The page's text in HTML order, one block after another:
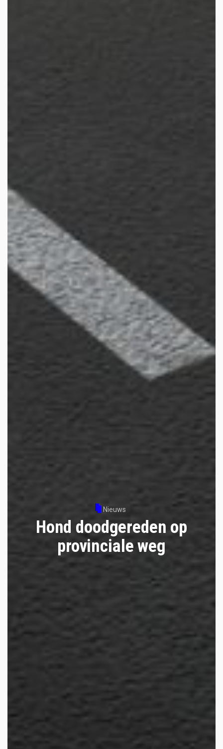
Nieuws
Hond doodgereden op
provinciale weg